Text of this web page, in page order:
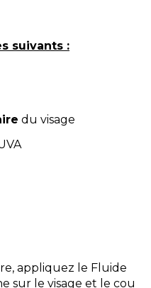
suivants :
du visage
appliquez le Fluide
sur le visage et le cou